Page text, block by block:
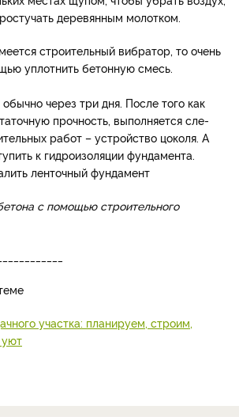
деревянным молотком.
строитель­ный вибратор, то очень
уплотнить бетонную смесь.
через три дня. После того как
прочность, выполняется сле­
работ – устройство цоколя. А
к ги­дроизоляции фундамента.
с помощью строительного
участка: планируем, строим,
уют